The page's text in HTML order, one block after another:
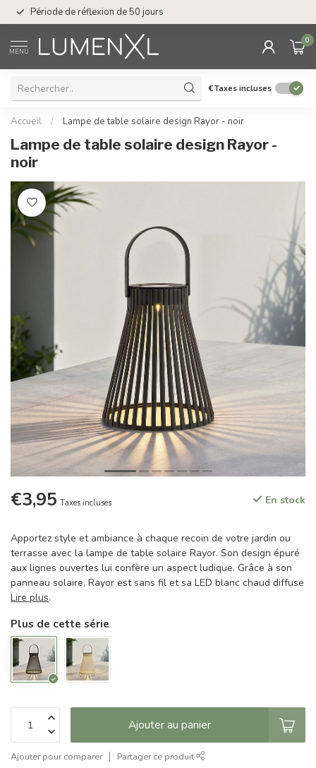
Période de réflexion de 50 jours
MENU
0
€Taxes incluses
Accueil / Lampe de table solaire design Rayor - noir
Lampe de table solaire design Rayor -
noir
€3,95 Taxes incluses En stock
Apportez style et ambiance à chaque recoin de votre jardin ou
terrasse avec la lampe de table solaire Rayor. Son design épuré
aux lignes ouvertes lui confère un aspect ludique. Grâce à son
panneau solaire, Rayor est sans fil et sa LED blanc chaud diffuse
Lire plus.
Plus de cette série
Ajouter au panier
Ajouter pour comparer Partager ce produit